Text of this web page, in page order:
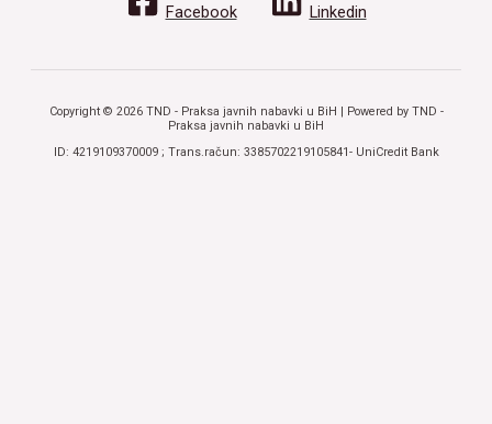
Facebook Linkedin
Copyright © 2026 TND - Praksa javnih nabavki u BiH | Powered by TND -
Praksa javnih nabavki u BiH
ID: 4219109370009 ; Trans.račun: 3385702219105841- UniCredit Bank